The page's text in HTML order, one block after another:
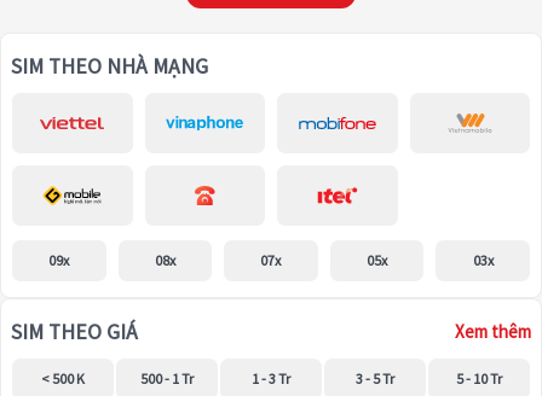
SIM THEO NHÀ MẠNG
09x 08x 07x 05x 03x
SIM THEO GIÁ Xem thêm
< 500 K 500 - 1 Tr 1 - 3 Tr 3 - 5 Tr 5 - 10 Tr